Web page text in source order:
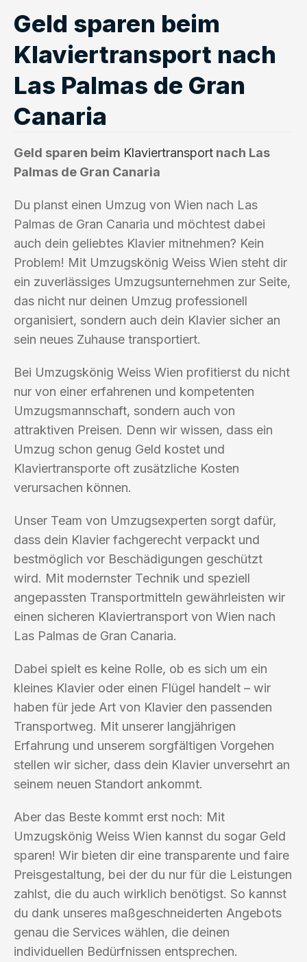
Geld sparen beim
Klaviertransport nach
Las Palmas de Gran
Canaria
Geld sparen beim Klaviertransport nach Las
Palmas de Gran Canaria
Du planst einen Umzug von Wien nach Las
Palmas de Gran Canaria und möchtest dabei
auch dein geliebtes Klavier mitnehmen? Kein
Problem! Mit Umzugskönig Weiss Wien steht dir
ein zuverlässiges Umzugsunternehmen zur Seite,
das nicht nur deinen Umzug professionell
organisiert, sondern auch dein Klavier sicher an
sein neues Zuhause transportiert.
Bei Umzugskönig Weiss Wien profitierst du nicht
nur von einer erfahrenen und kompetenten
Umzugsmannschaft, sondern auch von
attraktiven Preisen. Denn wir wissen, dass ein
Umzug schon genug Geld kostet und
Klaviertransporte oft zusätzliche Kosten
verursachen können.
Unser Team von Umzugsexperten sorgt dafür,
dass dein Klavier fachgerecht verpackt und
bestmöglich vor Beschädigungen geschützt
wird. Mit modernster Technik und speziell
angepassten Transportmitteln gewährleisten wir
einen sicheren Klaviertransport von Wien nach
Las Palmas de Gran Canaria.
Dabei spielt es keine Rolle, ob es sich um ein
kleines Klavier oder einen Flügel handelt – wir
haben für jede Art von Klavier den passenden
Transportweg. Mit unserer langjährigen
Erfahrung und unserem sorgfältigen Vorgehen
stellen wir sicher, dass dein Klavier unversehrt an
seinem neuen Standort ankommt.
Aber das Beste kommt erst noch: Mit
Umzugskönig Weiss Wien kannst du sogar Geld
sparen! Wir bieten dir eine transparente und faire
Preisgestaltung, bei der du nur für die Leistungen
zahlst, die du auch wirklich benötigst. So kannst
du dank unseres maßgeschneiderten Angebots
genau die Services wählen, die deinen
individuellen Bedürfnissen entsprechen.